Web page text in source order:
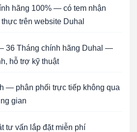
hãng 100% — có tem nhận
trên website Duhal
36 Tháng chính hãng Duhal —
hỗ trợ kỹ thuật
— phân phối trực tiếp không qua
gian
tư vấn lắp đặt miễn phí